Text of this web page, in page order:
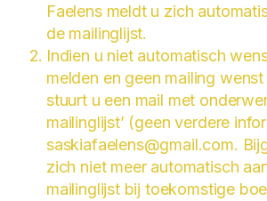
Faelens meldt u zich
de mailinglijst.
Indien u niet automatisch
melden en geen mailing
stuurt u een mail met
mailinglijst’ (geen verdere
saskiafaelens@gmail.com.
zich niet meer automatisch
mailinglijst bij toekomstige